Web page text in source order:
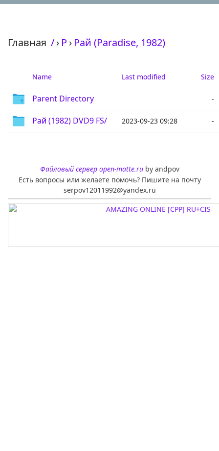
Главная /› Р › Рай (Paradise, 1982)
Name Last modified Size
Parent Directory -
Рай (1982) DVD9 FS/ 2023-09-23 09:28 -
Файловый сервер open-matte.ruby andpov
Есть вопросы или желаете помочь? Пишите на почту
serpov12011992@yandex.ru